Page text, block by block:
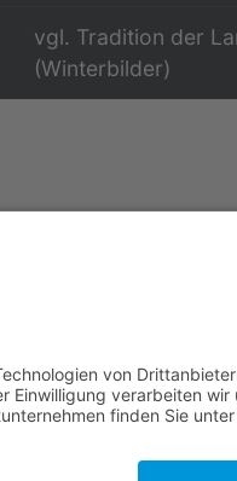
vgl. Tradition der
(Winterbilder)
Copyright 2019 -